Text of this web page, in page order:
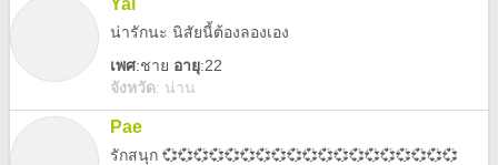
Yai
น่ารักนะ นิสัยนี้ต้องลองเอง
เพศ:ชาย อายุ:22
จังหวัด: น่าน
Pae
รักสนุก 💞💞💞💞💞💞💞💞💞💞💞💞💞💞💞💞💞💞💞